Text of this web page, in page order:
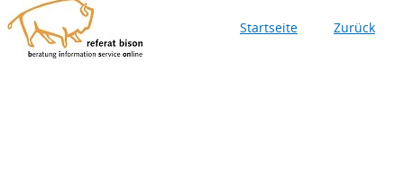
Startseite Zurück